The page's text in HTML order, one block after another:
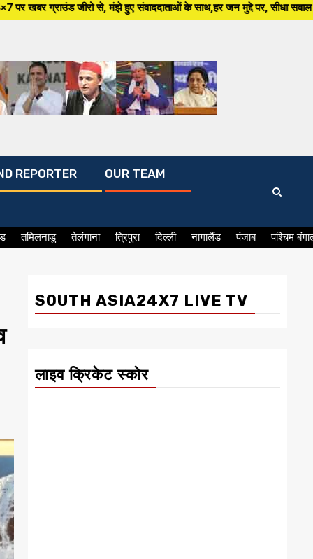
से, मंझे हुए संवाददाताओं के साथ,हर जन मुद्दे पर, सीधा सवाल सरकार से
REPORTER OUR TEAM
तमिलनाडु तेलंगाना त्रिपुरा दिल्ली नागालैंड पंजाब पश्चिम
SOUTH ASIA24X7 LIVE TV
लाइव क्रिकेट स्कोर